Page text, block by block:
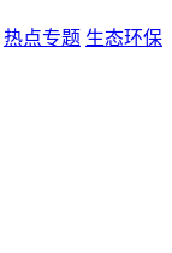
热点专题 生态环保